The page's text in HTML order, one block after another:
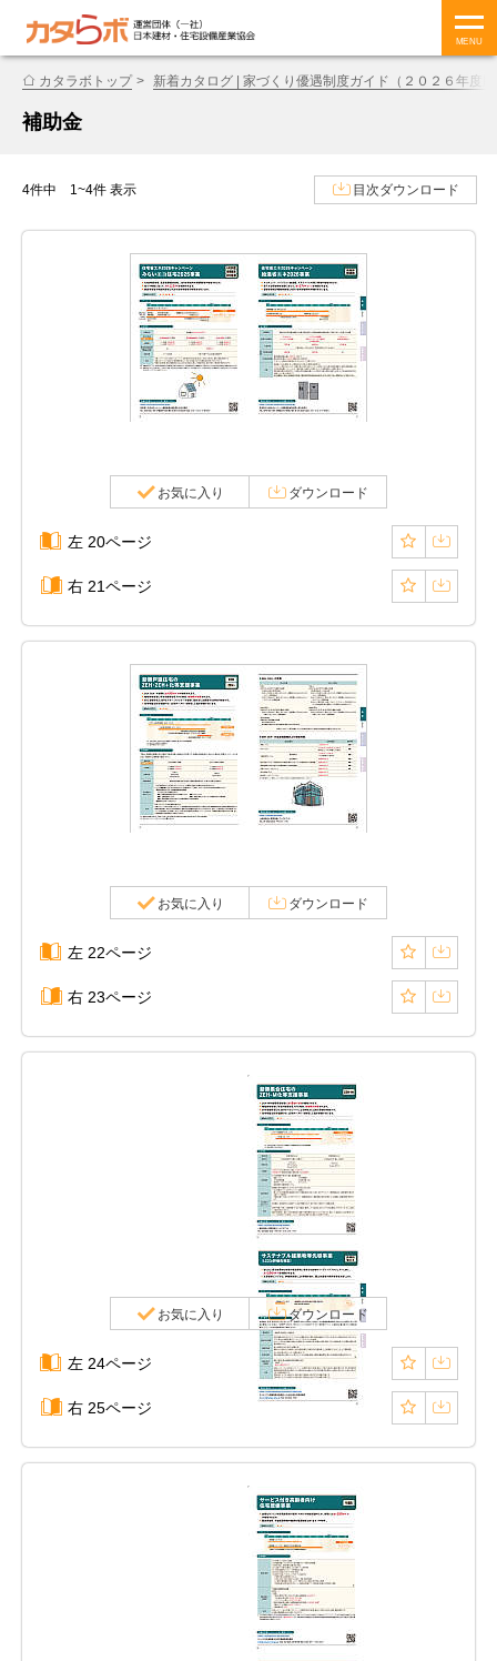
MENU
カタラボトップ 新着カタログ | 家づくり優遇制度ガイド（２０２６年度
補助金
4件中 1~4件 表示 目次ダウンロード
お気に入り ダウンロード
左 20ページ
右 21ページ
お気に入り ダウンロード
左 22ページ
右 23ページ
お気に入り ダウンロード
左 24ページ
右 25ページ